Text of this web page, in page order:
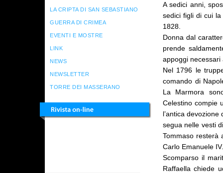
LA CRIPTA DI SAN SEBASTIANO
GUERRA DI CRIMEA
EVENTI E MOSTRE
LINK
NEWS
NEWSLETTER
TORRE DEI MASSERANO
A sedici anni,
sedici figli di cui
1828.
Donna dal
prende
appoggi
Nel 1796 le
comando di
La Marmora
Celestino compie
l’antica
segua nelle vesti
Tommaso resterà
Carlo Emanuele IV.
Scomparso il
Raffaella chiede